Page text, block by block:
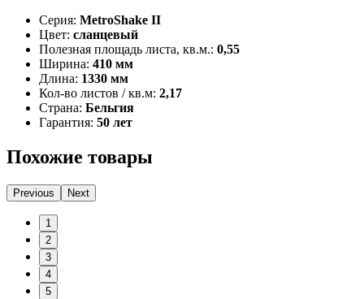
Серия: MetroShake II
Цвет: сланцевый
Полезная площадь листа, кв.м.: 0,55
Ширина: 410 мм
Длина: 1330 мм
Кол-во листов / кв.м: 2,17
Страна: Бельгия
Гарантия: 50 лет
Похожие товары
Previous Next
1
2
3
4
5